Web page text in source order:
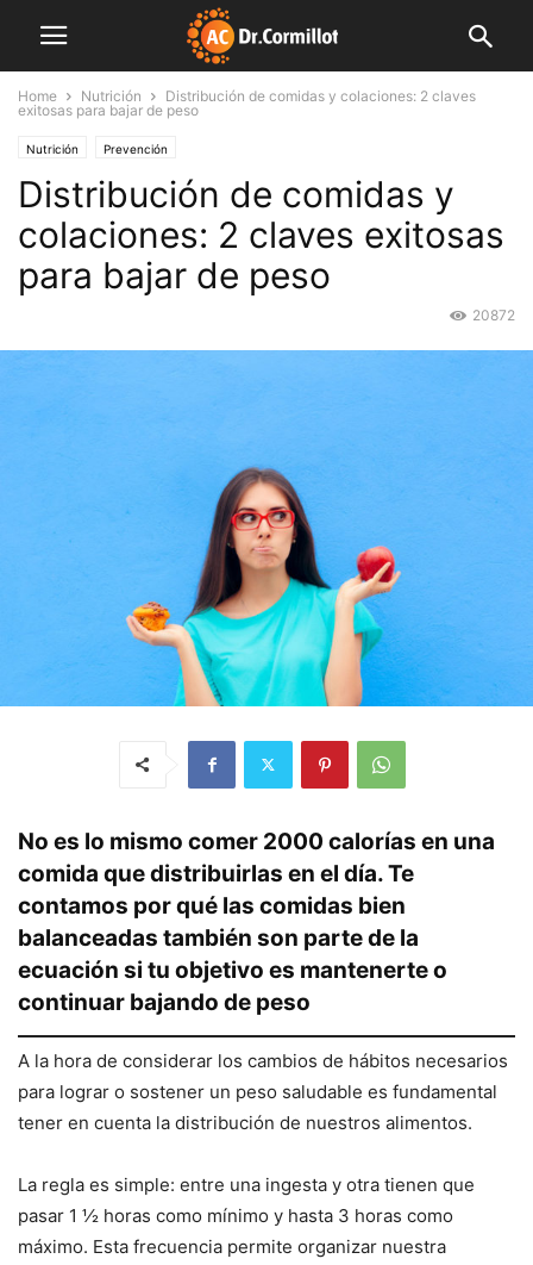
Home Nutrición
Distribución de comidas y colaciones: 2 claves
exitosas para bajar de peso
Nutrición Prevención
Distribución de comidas y
colaciones: 2 claves exitosas
para bajar de peso
20872
No es lo mismo comer 2000 calorías en una
comida que distribuirlas en el día. Te
contamos por qué las comidas bien
balanceadas también son parte de la
ecuación si tu objetivo es mantenerte o
continuar bajando de peso
A la hora de considerar los cambios de hábitos necesarios
para lograr o sostener un peso saludable es fundamental
tener en cuenta la distribución de nuestros alimentos.
La regla es simple: entre una ingesta y otra tienen que
pasar 1 ½ horas como mínimo y hasta 3 horas como
máximo. Esta frecuencia permite organizar nuestra